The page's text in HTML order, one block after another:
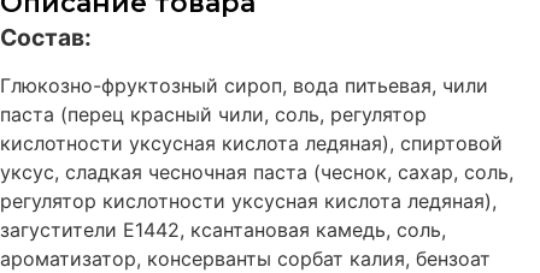
Состав:
Глюкозно-фруктозный сироп, вода питьевая, чили
паста (перец красный чили, соль, регулятор
кислотности уксусная кислота ледяная), спиртовой
уксус, сладкая чесночная паста (чеснок, сахар, соль,
регулятор кислотности уксусная кислота ледяная),
загустители Е1442, ксантановая камедь, соль,
ароматизатор, консерванты сорбат калия, бензоат